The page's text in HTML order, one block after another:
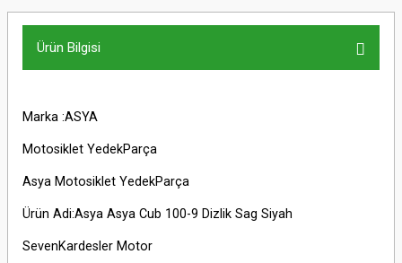
Ürün Bilgisi
Marka :ASYA
Motosiklet YedekParça
Asya Motosiklet YedekParça
Ürün Adi:Asya Asya Cub 100-9 Dizlik Sag Siyah
SevenKardesler Motor